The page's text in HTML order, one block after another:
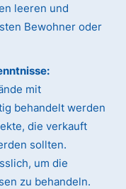
leeren und
Bewohner oder
mit
behandelt werden
die verkauft
sollten.
um die
zu behandeln.